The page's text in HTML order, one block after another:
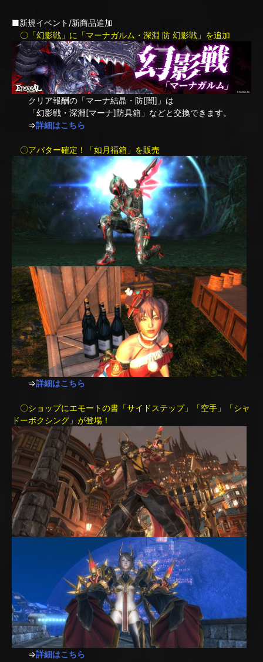
■新規イベント/新商品追加
〇「幻影戦」に「マーナガルム・深淵 防 幻影戦」を追加
クリア報酬の「マーナ結晶・防[闇]」は
「幻影戦・深淵[マーナ]防具箱」などと交換できます。
⇒詳細はこちら
〇アバター確定！「如月福箱」を販売
⇒詳細はこちら
〇ショップにエモートの書「サイドステップ」「空手」「シャ
ドーボクシング」が登場！
⇒詳細はこちら